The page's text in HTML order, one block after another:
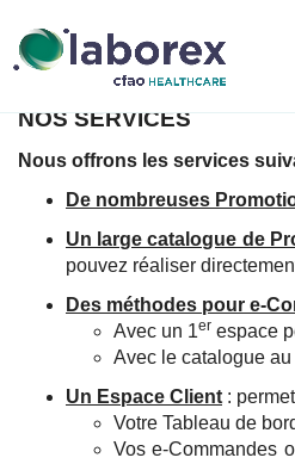
NOS SERVICES
Nous offrons les services
De nombreuses
Un large catalogue de
pouvez réaliser
Des méthodes pour e-
Avec un 1er espace
Avec le catalogue
Un Espace Client :
Votre Tableau de
Vos e-Commandes